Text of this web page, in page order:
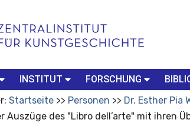
INSTITUT FORSCHUNG
Startseite Personen Dr. Esther Pia
Auszüge des "Libro dell’arte" mit ihren